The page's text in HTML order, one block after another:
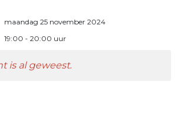
maandag 25 november 2024
19:00 - 20:00 uur
is al geweest.